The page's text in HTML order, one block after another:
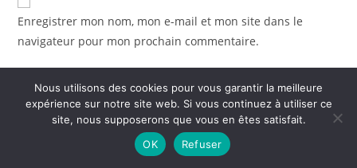
Enregistrer mon nom, mon e-mail et mon site dans le
navigateur pour mon prochain commentaire.
Nous utilisons des cookies pour vous garantir la meilleure
expérience sur notre site web. Si vous continuez à utiliser ce
site, nous supposerons que vous en êtes satisfait.
OK
Refuser